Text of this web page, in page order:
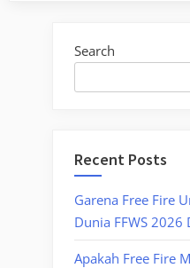
Search
Recent Posts
Garena Free Fire
Dunia FFWS
Apakah Free Fire